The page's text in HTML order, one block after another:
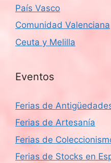
País Vasco
Comunidad Valenciana
Ceuta y Melilla
Eventos
Ferias de
Ferias de Artesanía
Ferias de
Ferias de Stocks en